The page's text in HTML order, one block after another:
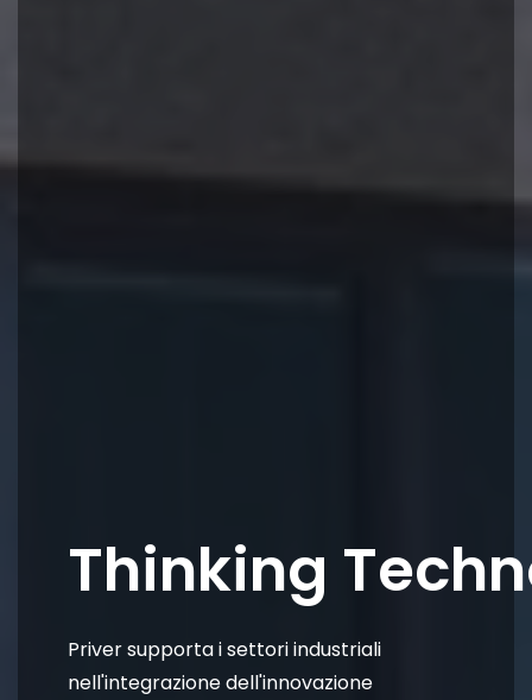
Thinking
Priver supporta i settori industriali
nell'integrazione dell'innovazione